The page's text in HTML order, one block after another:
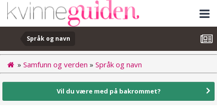
Språk og navn
» Samfunn og verden » Språk og navn
Vil du være med på bakrommet?